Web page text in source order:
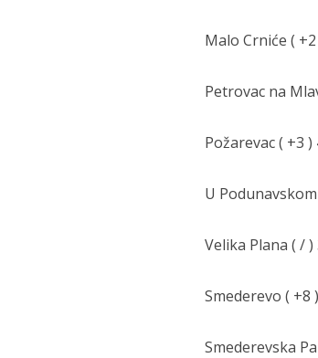
Malo Crniće ( +2
Petrovac na
Požarevac ( +3 )
U
Velika Plana ( / )
Smederevo ( +8
Smederevska